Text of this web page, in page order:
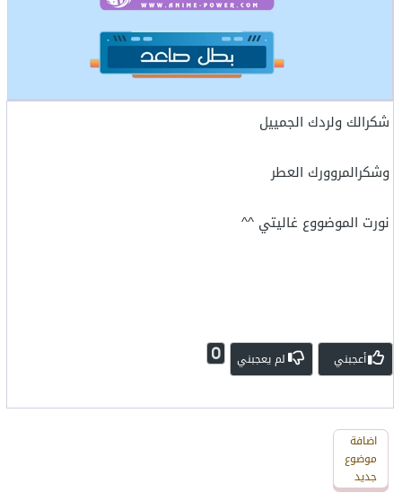
شكرالك ولردك الجمييل
وشكرالمروورك العطر
نورت الموضووع غاليتي ^^
أعجبني لم يعجبني 0
اضافة
رد
جديد
اضافة
موضوع
جديد